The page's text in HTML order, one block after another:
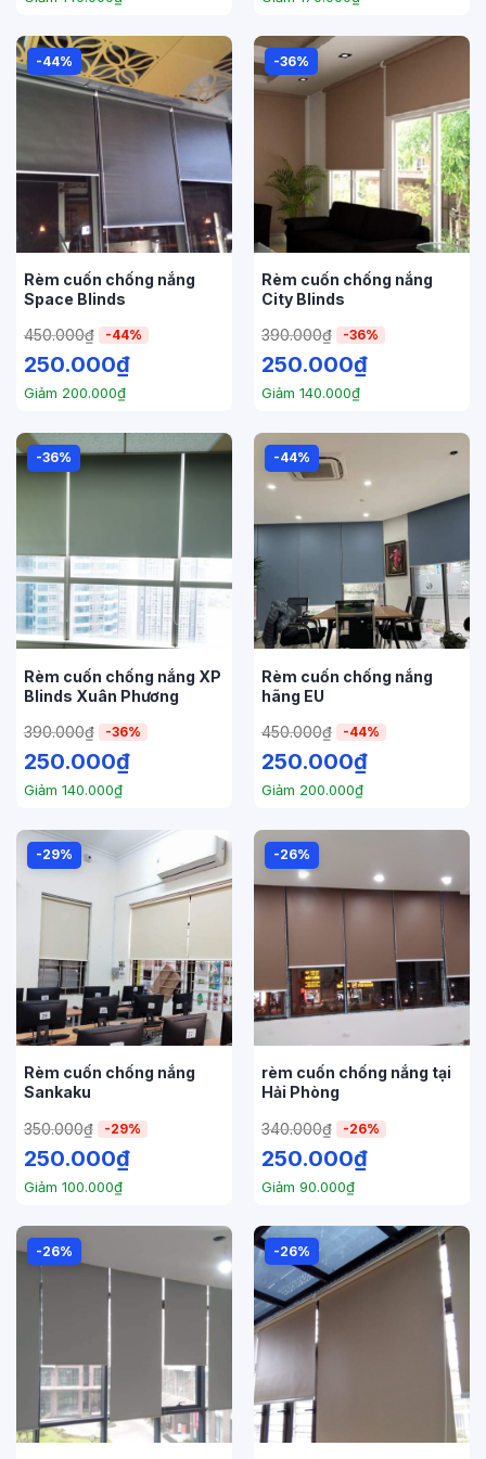
-44%
Rèm cuốn chống nắng
Space Blinds
450.000₫ -44%
250.000₫
Giảm 200.000₫
-36%
Rèm cuốn chống nắng
City Blinds
390.000₫ -36%
250.000₫
Giảm 140.000₫
-36%
Rèm cuốn chống nắng XP
Blinds Xuân Phương
390.000₫ -36%
250.000₫
Giảm 140.000₫
-44%
Rèm cuốn chống nắng
hãng EU
450.000₫ -44%
250.000₫
Giảm 200.000₫
-29%
Rèm cuốn chống nắng
Sankaku
350.000₫ -29%
250.000₫
Giảm 100.000₫
-26%
rèm cuốn chống nắng tại
Hải Phòng
340.000₫ -26%
250.000₫
Giảm 90.000₫
-26% -26%